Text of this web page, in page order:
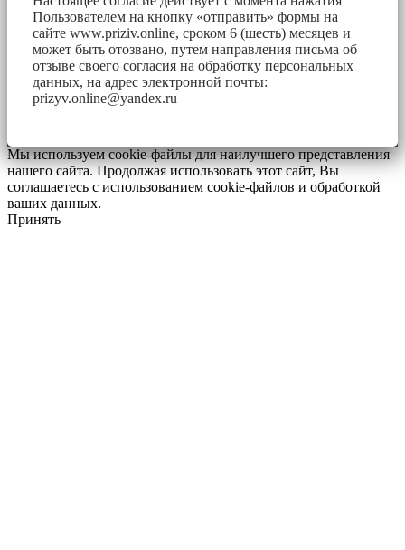
Пользователем на кнопку «отправить» формы на
сайте www.priziv.online, сроком 6 (шесть) месяцев и
может быть отозвано, путем направления письма об
отзыве своего согласия на обработку персональных
данных, на адрес электронной почты:
prizyv.online@yandex.ru
Мы используем cookie-файлы для наилучшего представления
нашего сайта. Продолжая использовать этот сайт, Вы
соглашаетесь с использованием cookie-файлов и обработкой
ваших данных.
Принять